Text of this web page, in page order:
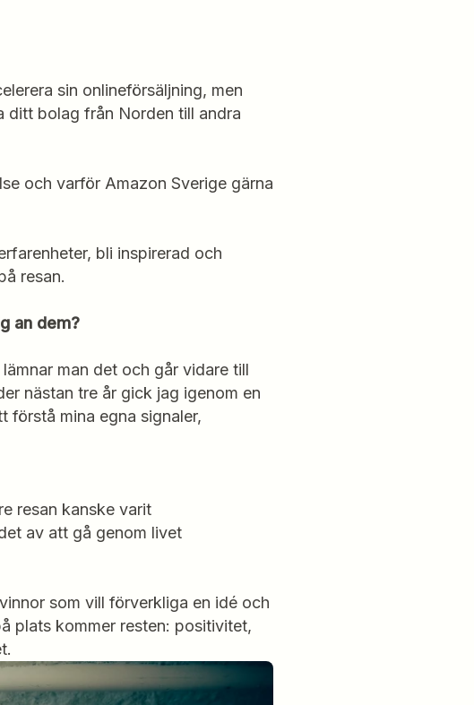
sin onlineförsäljning, men
ditt bolag från Norden till andra
och varför Amazon Sverige gärna
bli inspirerad och
resan.
an dem?
man det och går vidare till
nästan tre år gick jag igenom en
förstå mina egna signaler,
resan kanske varit
av att gå genom livet
som vill förverkliga en idé och
plats kommer resten: positivitet,